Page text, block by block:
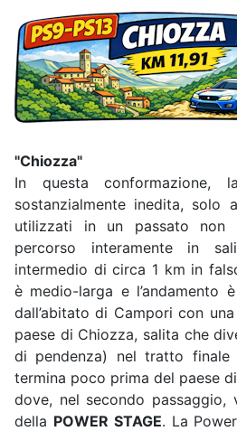
"Chiozza"
In questa conformazione,
sostanzialmente inedita, solo
utilizzati in un passato non
percorso interamente in
intermedio di circa 1 km in
è medio-larga e l’andamento
dall’abitato di Campori con
paese di Chiozza, salita che
di pendenza) nel tratto
termina poco prima del paese
dove, nel secondo
della POWER STAGE. La